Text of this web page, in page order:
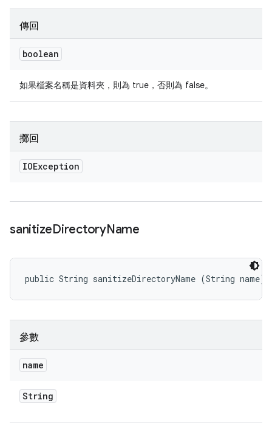
傳回
boolean
如果檔案名稱是資料夾，則為 true，否則為 false。
擲回
IOException
sanitizeDirectoryName
public String sanitizeDirectoryName (String name)
參數
name
String